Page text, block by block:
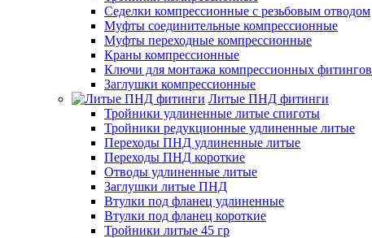
Седелки компрессионные с резьбовым отводом
Муфты соединительные компрессионные
Муфты переходные компрессионные
Краны компрессионные
Ключи для монтажа компрессионных фитингов
Заглушки компрессионные
Литые ПНД фитинги
Тройники удлиненные литые спиготы
Тройники редукционные удлиненные литые
Переходы ПНД удлиненные литые
Переходы ПНД короткие
Отводы удлиненные литые
Заглушки литые ПНД
Втулки под фланец удлиненные
Втулки под фланец короткие
Тройники литые 45 гр